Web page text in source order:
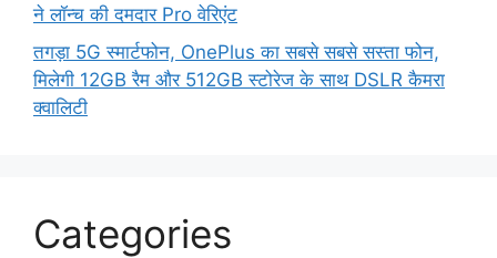
ने लॉन्च की दमदार Pro वेरिएंट
तगड़ा 5G स्मार्टफोन, OnePlus का सबसे सबसे सस्ता फोन,
मिलेगी 12GB रैम और 512GB स्टोरेज के साथ DSLR कैमरा
क्वालिटी
Categories